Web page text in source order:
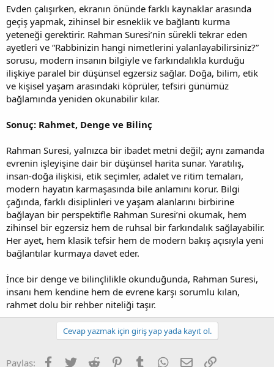
Evden çalışırken, ekranın önünde farklı kaynaklar arasında
geçiş yapmak, zihinsel bir esneklik ve bağlantı kurma
yeteneği gerektirir. Rahman Suresi’nin sürekli tekrar eden
ayetleri ve “Rabbinizin hangi nimetlerini yalanlayabilirsiniz?”
sorusu, modern insanın bilgiyle ve farkındalıkla kurduğu
ilişkiye paralel bir düşünsel egzersiz sağlar. Doğa, bilim, etik
ve kişisel yaşam arasındaki köprüler, tefsiri günümüz
bağlamında yeniden okunabilir kılar.
Sonuç: Rahmet, Denge ve Bilinç
Rahman Suresi, yalnızca bir ibadet metni değil; aynı zamanda
evrenin işleyişine dair bir düşünsel harita sunar. Yaratılış,
insan-doğa ilişkisi, etik seçimler, adalet ve ritim temaları,
modern hayatın karmaşasında bile anlamını korur. Bilgi
çağında, farklı disiplinleri ve yaşam alanlarını birbirine
bağlayan bir perspektifle Rahman Suresi’ni okumak, hem
zihinsel bir egzersiz hem de ruhsal bir farkındalık sağlayabilir.
Her ayet, hem klasik tefsir hem de modern bakış açısıyla yeni
bağlantılar kurmaya davet eder.
İnce bir denge ve bilinçlilikle okunduğunda, Rahman Suresi,
insanı hem kendine hem de evrene karşı sorumlu kılan,
rahmet dolu bir rehber niteliği taşır.
Cevap yazmak için giriş yap yada kayıt ol.
Paylaş: Facebook
TwitterReddit PinterestTumblrWhatsApp
E-postaLink